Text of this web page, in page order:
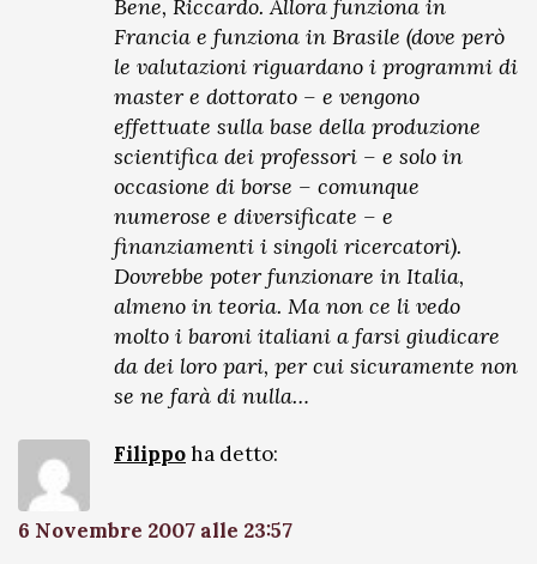
Bene, Riccardo. Allora funziona in
Francia e funziona in Brasile (dove però
le valutazioni riguardano i programmi di
master e dottorato – e vengono
effettuate sulla base della produzione
scientifica dei professori – e solo in
occasione di borse – comunque
numerose e diversificate – e
finanziamenti i singoli ricercatori).
Dovrebbe poter funzionare in Italia,
almeno in teoria. Ma non ce li vedo
molto i baroni italiani a farsi giudicare
da dei loro pari, per cui sicuramente non
se ne farà di nulla…
Filippoha detto:
6 Novembre 2007 alle 23:57